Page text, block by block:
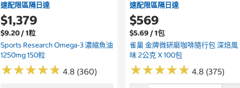
速配限區隔日達
$1,379
$9.20 / 1粒
Sports Research Omega-3 濃縮魚油
1250mg 150粒
★★★★★
★★★★★ 4.8 (360)
速配限區隔日達
$569
$5.69 / 1包
雀巢 金牌微研磨咖啡隨行包 深焙風
味 2公克 X 100包
★★★★★
★★★★★ 4.8 (375)